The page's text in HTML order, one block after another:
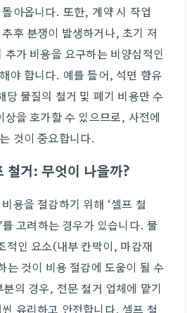
아옵니다. 또한, 계약 시 작업
후 분쟁이 발생하거나, 초기 저
가 비용을 요구하는 비양심적인
야 합니다. 예를 들어, 석면 함유
당 물질의 철거 및 폐기 비용만 수
상을 호가할 수 있으므로, 사전에
것이 중요합니다.
철거: 무엇이 나을까?
용을 절감하기 위해 ‘셀프 철
를 고려하는 경우가 있습니다. 물
적인 요소(내부 칸막이, 마감재
는 것이 비용 절감에 도움이 될 수
의 경우, 전문 철거 업체에 맡기
유리하고 안전합니다. 셀프 철